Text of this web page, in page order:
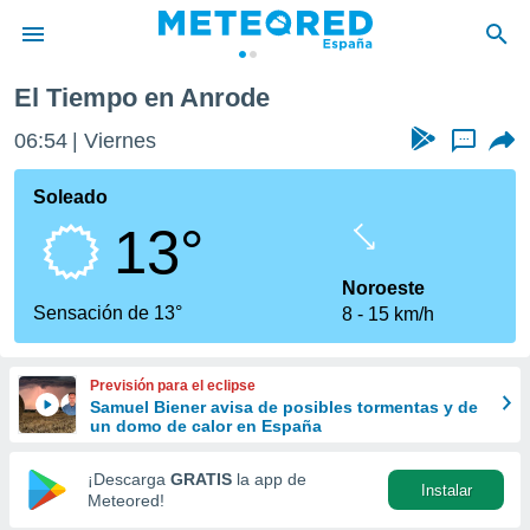
de
por
que se
calidad.
a este
las
y
forma
digital
basada
El Tiempo en Anrode
06:54 Viernes ...
Soleado
13°
Sensación de 13°
Noroeste
8
15 km/h
Previsión para el eclipse
Samuel Biener avisa de posibles tormentas y de
un domo de calor en España
¡Descarga GRATIS la app de
Meteored!
Instalar